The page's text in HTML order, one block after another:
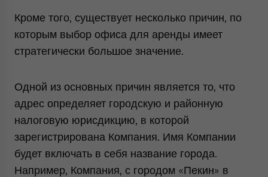
Кроме того, существует несколько причин, по
которым выбор офиса для аренды имеет
стратегически большое значение.
Одной из основных причин является то, что
адрес определяет городскую и районную
налоговую юрисдикцию, в которой
зарегистрирована Компания. Имя Компании
будет включать в себя название города.
Например, Компания, с городом «Пекин» в